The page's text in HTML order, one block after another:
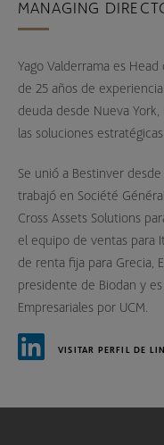
MANAGING
Yago Valderrama es
de 25 años de
deuda desde Nueva
las soluciones
Se unió a Bestinver
trabajó en Société
Cross Assets Solutions
el equipo de ventas para
de renta fija para Grecia,
presidente de Biodan y
Empresariales por UCM.
VISITAR PERFIL DE